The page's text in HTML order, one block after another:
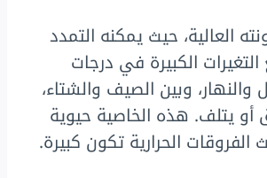
العالية، حيث يمكنه التمدد
الكبيرة في درجات
والنهار، وبين الصيف والشتاء،
يتلف. هذه الخاصية حيوية
الحرارية تكون كبيرة.